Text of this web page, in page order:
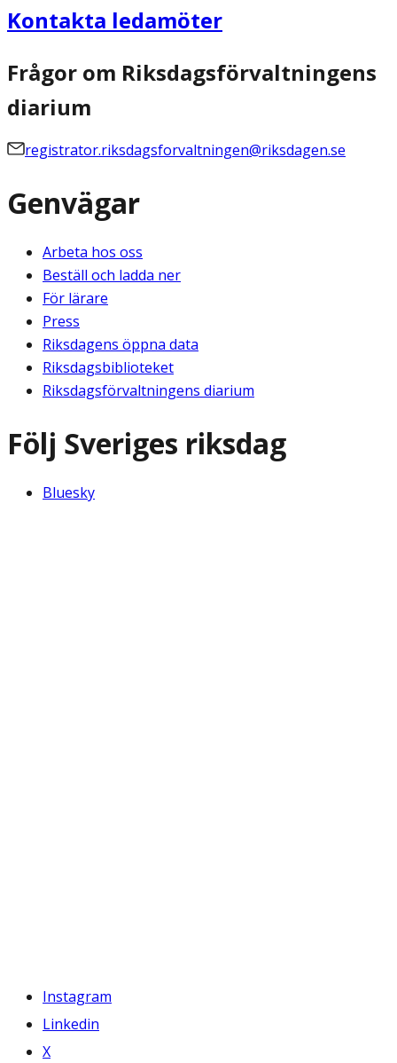
Kontakta ledamöter
Frågor om Riksdagsförvaltningens
diarium
registrator.riksdagsforvaltningen@riksdagen.se
Genvägar
Arbeta hos oss
Beställ och ladda ner
För lärare
Press
Riksdagens öppna data
Riksdagsbiblioteket
Riksdagsförvaltningens diarium
Följ Sveriges riksdag
Bluesky
Instagram
Linkedin
X